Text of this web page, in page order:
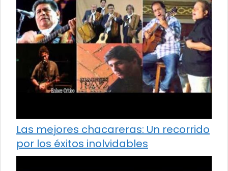
Las mejores chacareras: Un recorrido
por los éxitos inolvidables